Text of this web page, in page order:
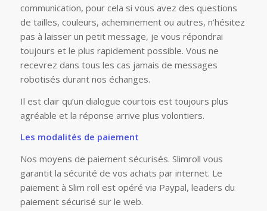
communication, pour cela si vous avez des questions
de tailles, couleurs, acheminement ou autres, n’hésitez
pas à laisser un petit message, je vous répondrai
toujours et le plus rapidement possible. Vous ne
recevrez dans tous les cas jamais de messages
robotisés durant nos échanges.
Il est clair qu’un dialogue courtois est toujours plus
agréable et la réponse arrive plus volontiers.
Les modalités de paiement
Nos moyens de paiement sécurisés. Slimroll vous
garantit la sécurité de vos achats par internet. Le
paiement à Slim roll est opéré via Paypal, leaders du
paiement sécurisé sur le web.